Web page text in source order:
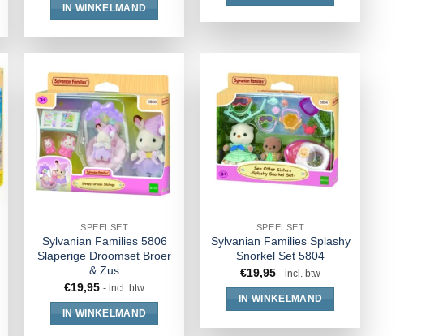
IN WINKELMAND
SPEELSET
Sylvanian Families 5806
Slaperige Droomset Broer
& Zus
€19,95 - incl. btw
IN WINKELMAND
SPEELSET
Sylvanian Families Splashy
Snorkel Set 5804
€19,95 - incl. btw
IN WINKELMAND